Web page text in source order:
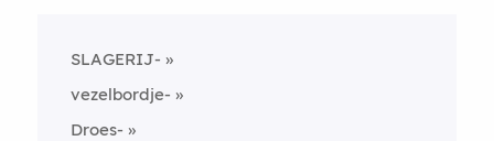
SLAGERIJ-
vezelbordje-
Droes-